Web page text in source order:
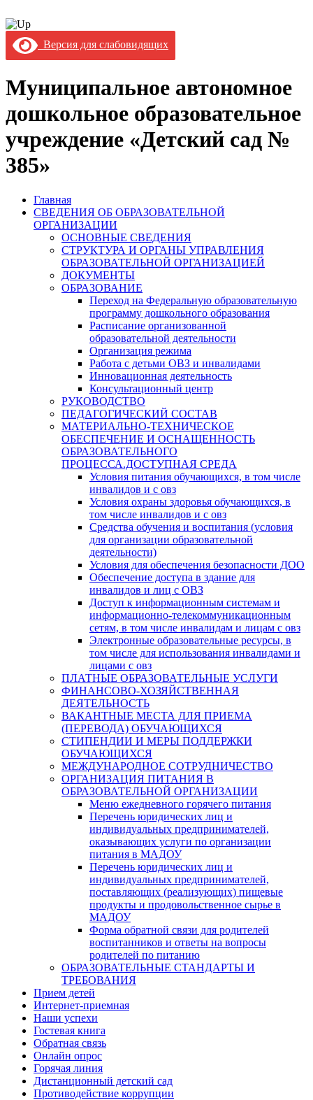
Версия для слабовидящих
Муниципальное автономное
дошкольное образовательное
учреждение «Детский сад №
385»
Главная
СВЕДЕНИЯ ОБ ОБРАЗОВАТЕЛЬНОЙ
ОРГАНИЗАЦИИ
ОСНОВНЫЕ СВЕДЕНИЯ
СТРУКТУРА И ОРГАНЫ УПРАВЛЕНИЯ
ОБРАЗОВАТЕЛЬНОЙ ОРГАНИЗАЦИЕЙ
ДОКУМЕНТЫ
ОБРАЗОВАНИЕ
Переход на Федеральную образовательную
программу дошкольного образования
Расписание организованной
образовательной деятельности
Организация режима
Работа с детьми ОВЗ и инвалидами
Инновационная деятельность
Консультационный центр
РУКОВОДСТВО
ПЕДАГОГИЧЕСКИЙ СОСТАВ
МАТЕРИАЛЬНО-ТЕХНИЧЕСКОЕ
ОБЕСПЕЧЕНИЕ И ОСНАЩЕННОСТЬ
ОБРАЗОВАТЕЛЬНОГО
ПРОЦЕССА.ДОСТУПНАЯ СРЕДА
Условия питания обучающихся, в том числе
инвалидов и с овз
Условия охраны здоровья обучающихся, в
том числе инвалидов и с овз
Средства обучения и воспитания (условия
для организации образовательной
деятельности)
Условия для обеспечения безопасности ДОО
Обеспечение доступа в здание для
инвалидов и лиц с ОВЗ
Доступ к информационным системам и
информационно-телекоммуникационным
сетям, в том числе инвалидам и лицам с овз
Электронные образовательные ресурсы, в
том числе для использования инвалидами и
лицами с овз
ПЛАТНЫЕ ОБРАЗОВАТЕЛЬНЫЕ УСЛУГИ
ФИНАНСОВО-ХОЗЯЙСТВЕННАЯ
ДЕЯТЕЛЬНОСТЬ
ВАКАНТНЫЕ МЕСТА ДЛЯ ПРИЕМА
(ПЕРЕВОДА) ОБУЧАЮЩИХСЯ
СТИПЕНДИИ И МЕРЫ ПОДДЕРЖКИ
ОБУЧАЮЩИХСЯ
МЕЖДУНАРОДНОЕ СОТРУДНИЧЕСТВО
ОРГАНИЗАЦИЯ ПИТАНИЯ В
ОБРАЗОВАТЕЛЬНОЙ ОРГАНИЗАЦИИ
Меню ежедневного горячего питания
Перечень юридических лиц и
индивидуальных предпринимателей,
оказывающих услуги по организации
питания в МАДОУ
Перечень юридических лиц и
индивидуальных предпринимателей,
поставляющих (реализующих) пищевые
продукты и продовольственное сырье в
МАДОУ
Форма обратной связи для родителей
воспитанников и ответы на вопросы
родителей по питанию
ОБРАЗОВАТЕЛЬНЫЕ СТАНДАРТЫ И
ТРЕБОВАНИЯ
Прием детей
Интернет-приемная
Наши успехи
Гостевая книга
Обратная связь
Онлайн опрос
Горячая линия
Дистанционный детский сад
Противодействие коррупции